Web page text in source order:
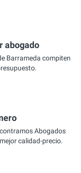
abogado
Barrameda compiten
Abogados
calidad-precio.